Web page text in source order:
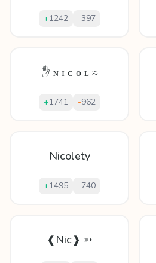
+1242 -397
✋ ɴ ɪ ᴄ ᴏ ʟ ≈
+1741 -962
Nicolety
+1495 -740
❰Nic❱ ➳